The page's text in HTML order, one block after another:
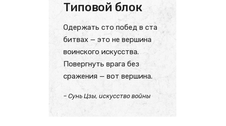
Типовой блок
Одержать сто побед в ста
битвах — это не вершина
воинского искусства.
Повергнуть врага без
сражения — вот вершина.
– Сунь Цзы, искусство войны